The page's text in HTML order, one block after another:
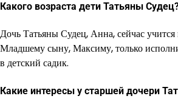
Какого возраста дети Татьяны
Дочь Татьяны Судец, Анна, сейчас учится
Младшему сыну, Максиму, только
в детский садик.
Какие интересы у старшей дочери